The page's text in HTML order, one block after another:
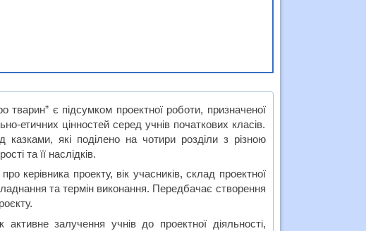
тварин” є підсумком проектної роботи, призначеної
етичних цінностей серед учнів початкових класів.
які поділено на чотири розділи з різною
та її наслідків.
керівника проекту, вік учасників, склад проектної
та термін виконання. Передбачає створення
активне залучення учнів до проектної діяльності,